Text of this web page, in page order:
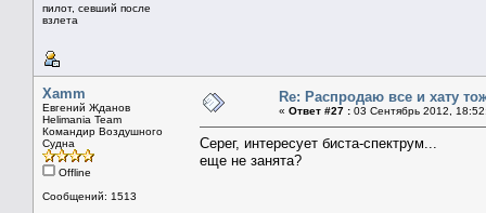
пилот, севший после
взлета
Xamm
Евгений Жданов
Helimania Team
Командир Воздушного
Судна
Offline
Сообщений: 1513
Re: Распродаю все и хату
« Ответ #27 : 03 Сентябрь 2012,
Серег, интересует биста-спектрум...
еще не занята?